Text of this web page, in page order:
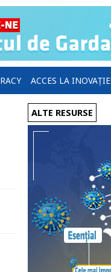
ACCES LA INOVAȚIE
ALTE RESURSE